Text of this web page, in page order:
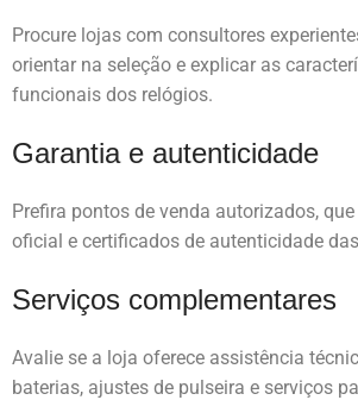
Procure lojas com consultores
orientar na seleção e explicar as
funcionais dos relógios.
Garantia e autenticidade
Prefira pontos de venda autorizados,
oficial e certificados de autenticidade
Serviços complementares
Avalie se a loja oferece assistência
baterias, ajustes de pulseira e serviços